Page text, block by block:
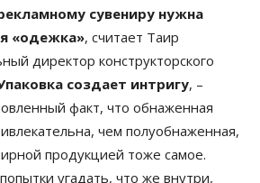
сувениру нужна
«одежка», считает Таир
директор конструкторского
создает интригу, –
факт, что обнаженная
чем полуобнаженная,
продукцией тоже самое.
угадать, что же внутри,